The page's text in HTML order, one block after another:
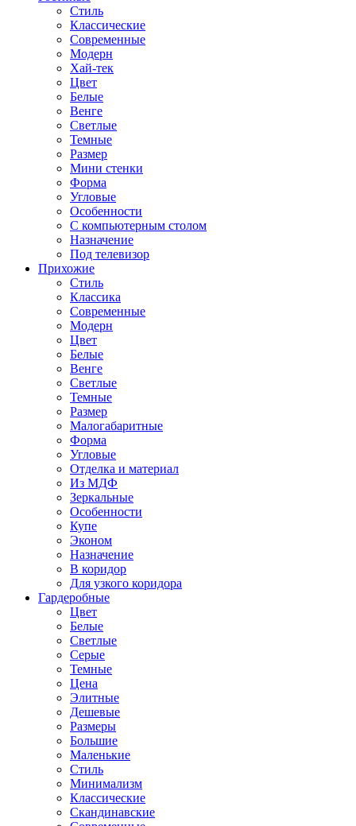
Стиль
Классические
Современные
Модерн
Хай-тек
Цвет
Белые
Венге
Светлые
Темные
Размер
Мини стенки
Форма
Угловые
Особенности
С компьютерным столом
Назначение
Под телевизор
Прихожие
Стиль
Классика
Современные
Модерн
Цвет
Белые
Венге
Светлые
Темные
Размер
Малогабаритные
Форма
Угловые
Отделка и материал
Из МДФ
Зеркальные
Особенности
Купе
Эконом
Назначение
В коридор
Для узкого коридора
Гардеробные
Цвет
Белые
Светлые
Серые
Темные
Цена
Элитные
Дешевые
Размеры
Большие
Маленькие
Стиль
Минимализм
Классические
Скандинавские